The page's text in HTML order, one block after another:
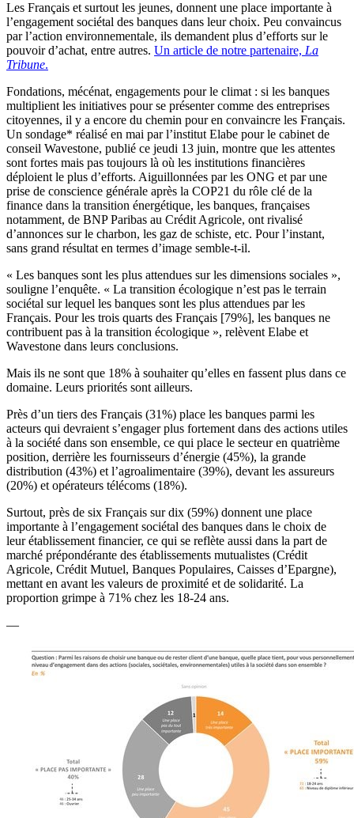
Les Français et surtout les jeunes, donnent une place importante à
l’engagement sociétal des banques dans leur choix. Peu convaincus
par l’action environnementale, ils demandent plus d’efforts sur le
pouvoir d’achat, entre autres. Un article de notre partenaire, La
Tribune.
Fondations, mécénat, engagements pour le climat : si les banques
multiplient les initiatives pour se présenter comme des entreprises
citoyennes, il y a encore du chemin pour en convaincre les Français.
Un sondage* réalisé en mai par l’institut Elabe pour le cabinet de
conseil Wavestone, publié ce jeudi 13 juin, montre que les attentes
sont fortes mais pas toujours là où les institutions financières
déploient le plus d’efforts. Aiguillonnées par les ONG et par une
prise de conscience générale après la COP21 du rôle clé de la
finance dans la transition énergétique, les banques, françaises
notamment, de BNP Paribas au Crédit Agricole, ont rivalisé
d’annonces sur le charbon, les gaz de schiste, etc. Pour l’instant,
sans grand résultat en termes d’image semble-t-il.
« Les banques sont les plus attendues sur les dimensions sociales »,
souligne l’enquête. « La transition écologique n’est pas le terrain
sociétal sur lequel les banques sont les plus attendues par les
Français. Pour les trois quarts des Français [79%], les banques ne
contribuent pas à la transition écologique », relèvent Elabe et
Wavestone dans leurs conclusions.
Mais ils ne sont que 18% à souhaiter qu’elles en fassent plus dans ce
domaine. Leurs priorités sont ailleurs.
Près d’un tiers des Français (31%) place les banques parmi les
acteurs qui devraient s’engager plus fortement dans des actions utiles
à la société dans son ensemble, ce qui place le secteur en quatrième
position, derrière les fournisseurs d’énergie (45%), la grande
distribution (43%) et l’agroalimentaire (39%), devant les assureurs
(20%) et opérateurs télécoms (18%).
Surtout, près de six Français sur dix (59%) donnent une place
importante à l’engagement sociétal des banques dans le choix de
leur établissement financier, ce qui se reflète aussi dans la part de
marché prépondérante des établissements mutualistes (Crédit
Agricole, Crédit Mutuel, Banques Populaires, Caisses d’Epargne),
mettant en avant les valeurs de proximité et de solidarité. La
proportion grimpe à 71% chez les 18-24 ans.
—